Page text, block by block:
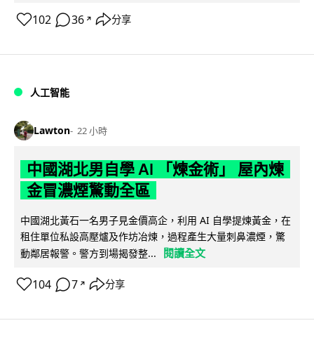
102 36 ↗ 分享
人工智能
Lawton 22 小時
中國湖北男自學 AI 「煉金術」 屋內煉
金冒濃煙驚動全區
中國湖北黃石一名男子見金價高企，利用 AI 自學提煉黃金，在
租住單位私設高壓爐及作坊冶煉，過程產生大量刺鼻濃煙，驚
動鄰居報警。警方到場揭發整...
閱讀全文
104 7 ↗ 分享